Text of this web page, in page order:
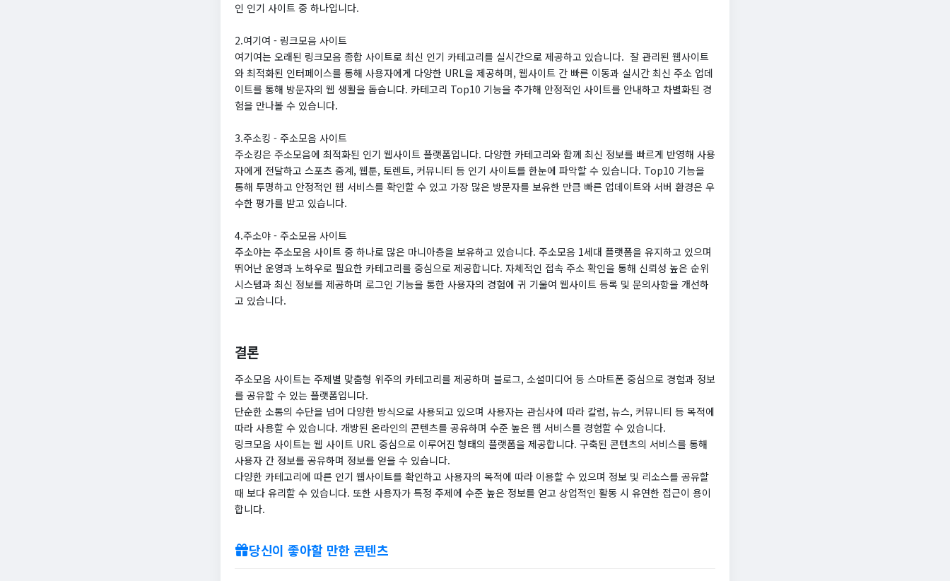
인 인기 사이트 중 하나입니다.
2.여기여 - 링크모음 사이트
여기여는 오래된 링크모음 종합 사이트로 최신 인기 카테고리를 실시간으로 제공하고 있습니다. ​ 잘 관리된 웹사이트
와 최적화된 인터페이스를 통해 사용자에게 다양한 URL을 제공하며, 웹사이트 간 빠른 이동과 실시간 최신 주소 업데
이트를 통해 방문자의 웹 생활을 돕습니다. 카테고리 Top10 기능을 추가해 안정적인 사이트를 안내하고 차별화된 경
험을 만나볼 수 있습니다.
3.주소킹 - 주소모음 사이트
주소킹은 주소모음에 최적화된 인기 웹사이트 플랫폼입니다. 다양한 카테고리와 함께 최신 정보를 빠르게 반영해 사용
자에게 전달하고 스포츠 중계, 웹툰, 토렌트, 커뮤니티 등 인기 사이트를 한눈에 파악할 수 있습니다. Top10 기능을
통해 투명하고 안정적인 웹 서비스를 확인할 수 있고 가장 많은 방문자를 보유한 만큼 빠른 업데이트와 서버 환경은 우
수한 평가를 받고 있습니다.
4.주소야 - 주소모음 사이트
주소야는 주소모음 사이트 중 하나로 많은 마니아층을 보유하고 있습니다. 주소모음 1세대 플랫폼을 유지하고 있으며
뛰어난 운영과 노하우로 필요한 카테고리를 중심으로 제공합니다. 자체적인 접속 주소 확인을 통해 신뢰성 높은 순위
시스템과 최신 정보를 제공하며 로그인 기능을 통한 사용자의 경험에 귀 기울여 웹사이트 등록 및 문의사항을 개선하
고 있습니다.
결론
주소모음 사이트는 주제별 맞춤형 위주의 카테고리를 제공하며 블로그, 소셜미디어 등 스마트폰 중심으로 경험과 정보
를 공유할 수 있는 플랫폼입니다.
단순한 소통의 수단을 넘어 다양한 방식으로 사용되고 있으며 사용자는 관심사에 따라 칼럼, 뉴스, 커뮤니티 등 목적에
따라 사용할 수 있습니다. 개방된 온라인의 콘텐츠를 공유하며 수준 높은 웹 서비스를 경험할 수 있습니다.​
​링크모음 사이트는 웹 사이트 URL 중심으로 이루어진 형태의 플랫폼을 제공합니다. 구축된 콘텐츠의 서비스를 통해
사용자 간 정보를 공유하며 정보를 얻을 수 있습니다.
다양한 카테고리에 따른 인기 웹사이트를 확인하고 사용자의 목적에 따라 이용할 수 있으며 정보 및 리소스를 공유할
때 보다 유리할 수 있습니다. 또한 사용자가 특정 주제에 수준 높은 정보를 얻고 상업적인 활동 시 유연한 접근이 용이
합니다.
당신이 좋아할 만한 콘텐츠